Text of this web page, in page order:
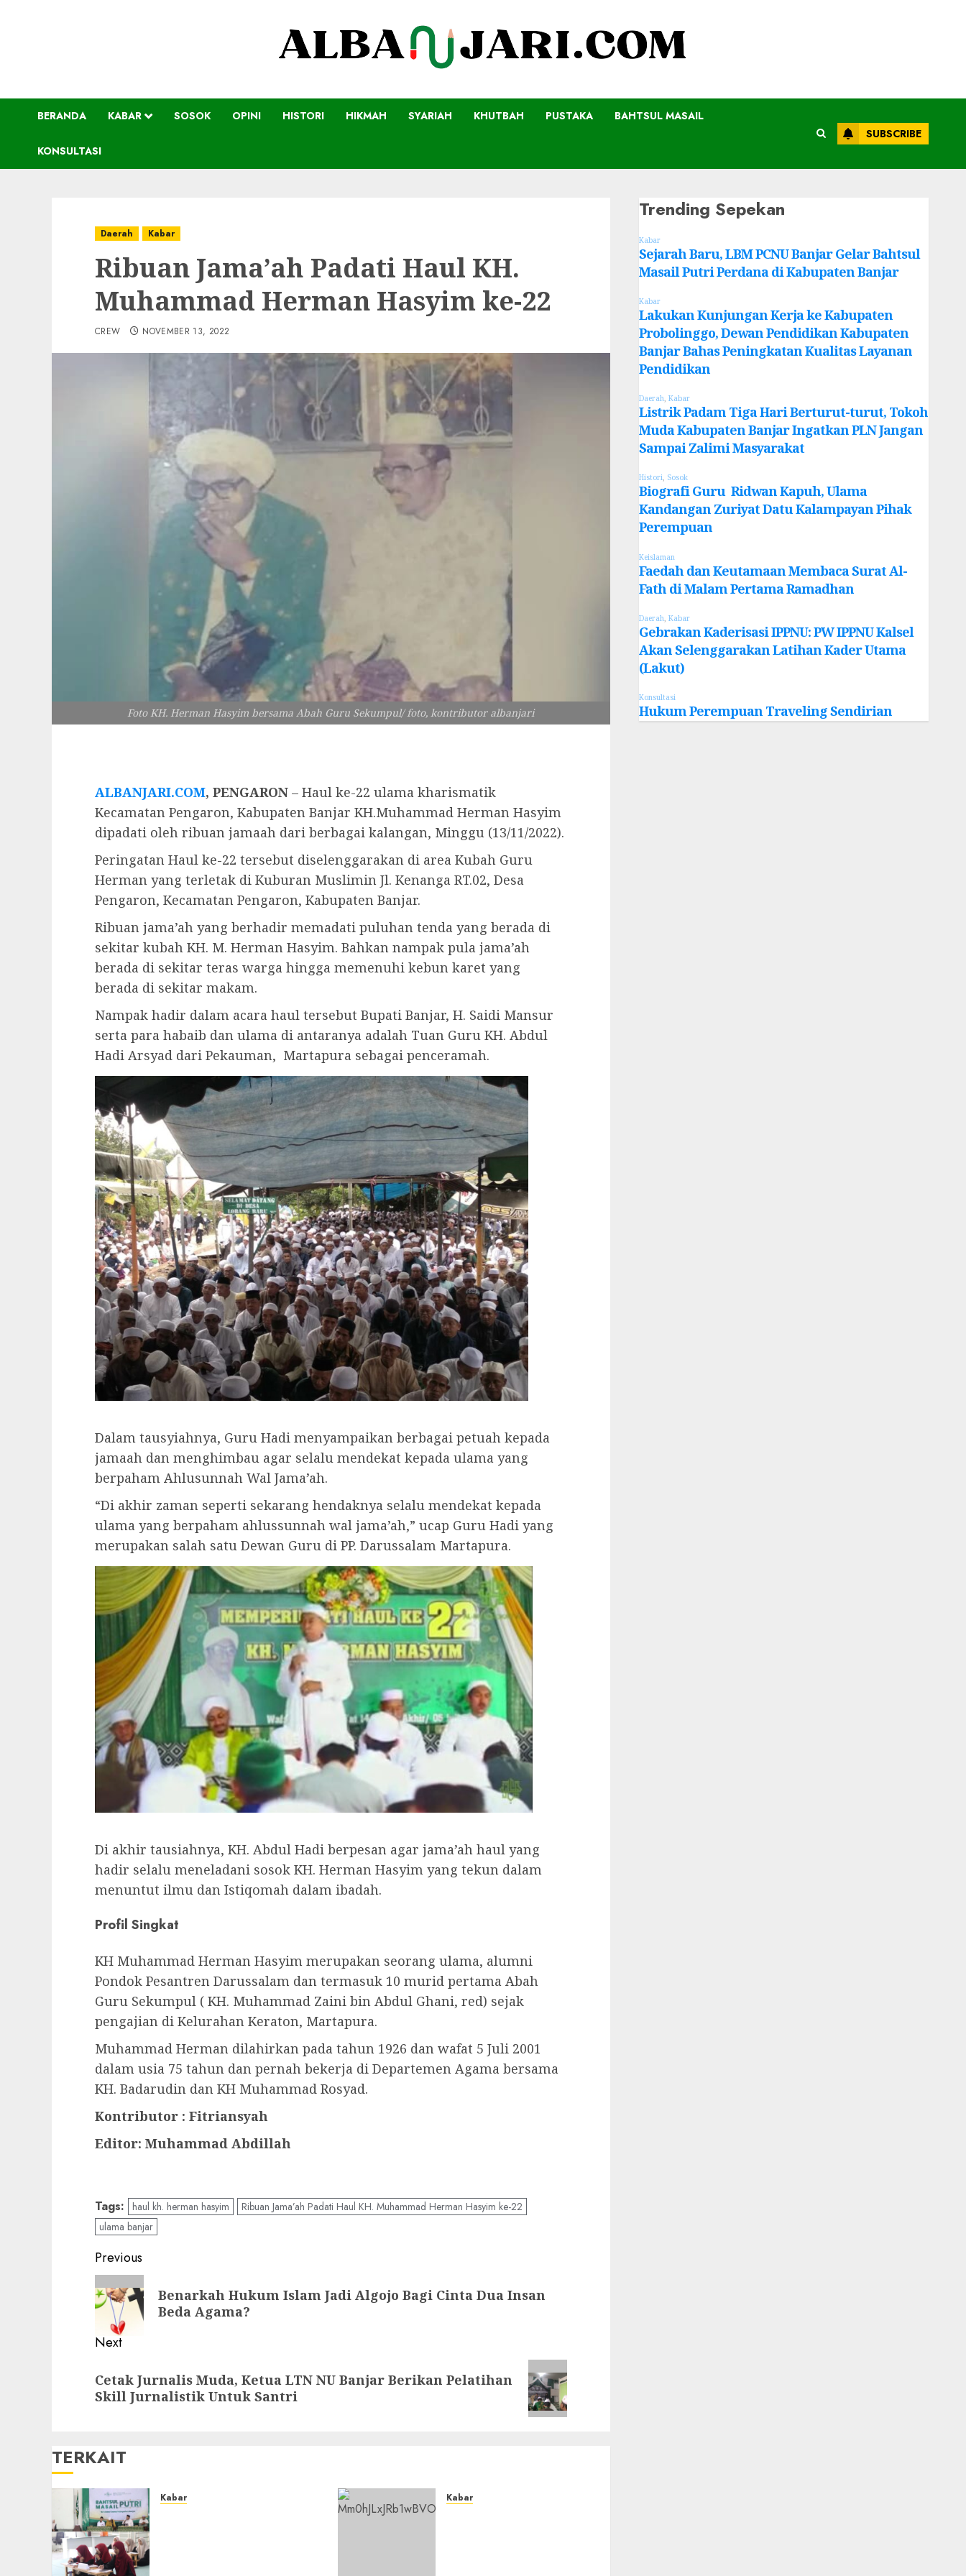
BERANDA KABAR SOSOK OPINI HISTORI HIKMAH SYARIAH KHUTBAH PUSTAKA BAHTSUL MASAIL
KONSULTASI
SUBSCRIBE
Daerah Kabar
Ribuan Jama’ah Padati Haul KH.
Muhammad Herman Hasyim ke-22
CREW NOVEMBER 13, 2022
Foto KH. Herman Hasyim bersama Abah Guru Sekumpul/ foto, kontributor albanjari
ALBANJARI.COM, PENGARON – Haul ke-22 ulama kharismatik
Kecamatan Pengaron, Kabupaten Banjar KH.Muhammad Herman Hasyim
dipadati oleh ribuan jamaah dari berbagai kalangan, Minggu (13/11/2022).
Peringatan Haul ke-22 tersebut diselenggarakan di area Kubah Guru
Herman yang terletak di Kuburan Muslimin Jl. Kenanga RT.02, Desa
Pengaron, Kecamatan Pengaron, Kabupaten Banjar.
Ribuan jama’ah yang berhadir memadati puluhan tenda yang berada di
sekitar kubah KH. M. Herman Hasyim. Bahkan nampak pula jama’ah
berada di sekitar teras warga hingga memenuhi kebun karet yang
berada di sekitar makam.
Nampak hadir dalam acara haul tersebut Bupati Banjar, H. Saidi Mansur
serta para habaib dan ulama di antaranya adalah Tuan Guru KH. Abdul
Hadi Arsyad dari Pekauman, Martapura sebagai penceramah.
Dalam tausyiahnya, Guru Hadi menyampaikan berbagai petuah kepada
jamaah dan menghimbau agar selalu mendekat kepada ulama yang
berpaham Ahlusunnah Wal Jama’ah.
“Di akhir zaman seperti sekarang hendaknya selalu mendekat kepada
ulama yang berpaham ahlussunnah wal jama’ah,” ucap Guru Hadi yang
merupakan salah satu Dewan Guru di PP. Darussalam Martapura.
Di akhir tausiahnya, KH. Abdul Hadi berpesan agar jama’ah haul yang
hadir selalu meneladani sosok KH. Herman Hasyim yang tekun dalam
menuntut ilmu dan Istiqomah dalam ibadah.
Profil Singkat
KH Muhammad Herman Hasyim merupakan seorang ulama, alumni
Pondok Pesantren Darussalam dan termasuk 10 murid pertama Abah
Guru Sekumpul ( KH. Muhammad Zaini bin Abdul Ghani, red) sejak
pengajian di Kelurahan Keraton, Martapura.
Muhammad Herman dilahirkan pada tahun 1926 dan wafat 5 Juli 2001
dalam usia 75 tahun dan pernah bekerja di Departemen Agama bersama
KH. Badarudin dan KH Muhammad Rosyad.
Kontributor : Fitriansyah
Editor: Muhammad Abdillah
Tags: haul kh. herman hasyim
Ribuan Jama’ah Padati Haul KH. Muhammad Herman Hasyim ke-22
ulama banjar
Previous
Benarkah Hukum Islam Jadi Algojo Bagi Cinta Dua Insan
Beda Agama?
Next
Cetak Jurnalis Muda, Ketua LTN NU Banjar Berikan Pelatihan
Skill Jurnalistik Untuk Santri
TERKAIT
Kabar Kabar
Trending Sepekan
Kabar
Sejarah Baru, LBM PCNU Banjar Gelar Bahtsul
Masail Putri Perdana di Kabupaten Banjar
Kabar
Lakukan Kunjungan Kerja ke Kabupaten
Probolinggo, Dewan Pendidikan Kabupaten
Banjar Bahas Peningkatan Kualitas Layanan
Pendidikan
Daerah, Kabar
Listrik Padam Tiga Hari Berturut-turut, Tokoh
Muda Kabupaten Banjar Ingatkan PLN Jangan
Sampai Zalimi Masyarakat
Histori, Sosok
Biografi Guru Ridwan Kapuh, Ulama
Kandangan Zuriyat Datu Kalampayan Pihak
Perempuan
Keislaman
Faedah dan Keutamaan Membaca Surat Al-
Fath di Malam Pertama Ramadhan
Daerah Kabar
Gebrakan Kaderisasi IPPNU: PW IPPNU Kalsel
Akan Selenggarakan Latihan Kader Utama
(Lakut)
Konsultasi
Hukum Perempuan Traveling Sendirian